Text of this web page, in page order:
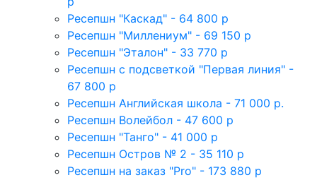
Ресепшн "Каскад" - 64 800 р
Ресепшн "Миллениум" - 69 150 р
Ресепшн "Эталон" - 33 770 р
Ресепшн с подсветкой "Первая линия" -
67 800 р
Ресепшн Английская школа - 71 000 р.
Ресепшн Волейбол - 47 600 р
Ресепшн "Танго" - 41 000 р
Ресепшн Остров № 2 - 35 110 р
Ресепшн на заказ "Pro" - 173 880 р